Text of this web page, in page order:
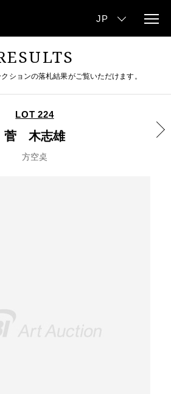
ションの落札結果がご覧いただけます。
LOT 224
菅 木志雄
方空奌